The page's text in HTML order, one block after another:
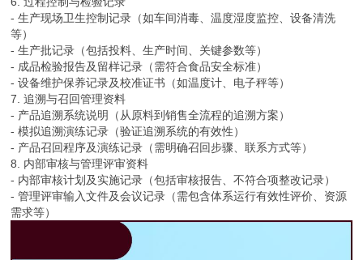
- 生产现场卫生控制记录（如车间消毒、温度湿度监控、设备清洗
等）
- 生产批记录（包括投料、生产时间、关键参数等）
- 成品检验报告及留样记录（需符合食品安全标准）
- 设备维护保养记录及校准证书（如温度计、电子秤等）
7. 追溯与召回管理资料
- 产品追溯系统说明（从原料到销售全流程的追溯方案）
- 模拟追溯演练记录（验证追溯系统的有效性）
- 产品召回程序及演练记录（需明确召回步骤、联系方式等）
8. 内部审核与管理评审资料
- 内部审核计划及实施记录（包括审核报告、不符合项整改记录）
- 管理评审输入文件及会议记录（需包含体系运行有效性评价、资源
需求等）